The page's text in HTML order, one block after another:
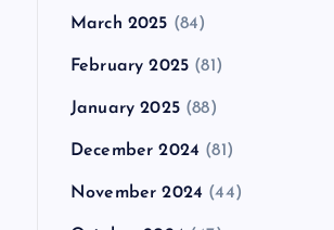
March 2025 (84)
February 2025 (81)
January 2025(88)
December 2024 (81)
November 2024 (44)